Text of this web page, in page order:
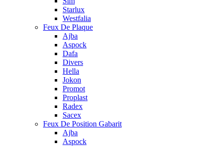
Starlux
Westfalia
Feux De Plaque
Ajba
Aspock
Dafa
Divers
Hella
Jokon
Promot
Proplast
Radex
Sacex
Feux De Position Gabarit
Ajba
Aspock